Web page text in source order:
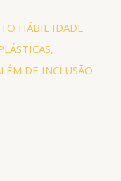
HÁBIL IDADE
DE INCLUSÃO